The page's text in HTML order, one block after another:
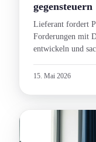
gegensteuern
Lieferant fordert
Forderungen mit
entwickeln und
15. Mai 2026